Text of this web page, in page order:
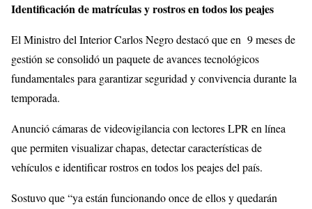
Identificación de matrículas y rostros en todos los peajes
El Ministro del Interior Carlos Negro destacó que en 9 meses de
gestión se consolidó un paquete de avances tecnológicos
fundamentales para garantizar seguridad y convivencia durante la
temporada.
Anunció cámaras de videovigilancia con lectores LPR en línea
que permiten visualizar chapas, detectar características de
vehículos e identificar rostros en todos los peajes del país.
Sostuvo que “ya están funcionando once de ellos y quedarán